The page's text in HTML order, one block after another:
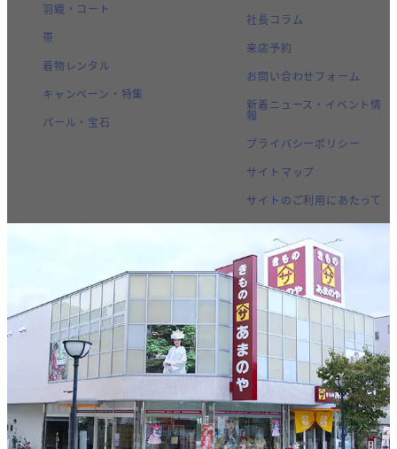
羽織・コート
帯
着物レンタル
キャンペーン・特集
パール・宝石
社長コラム
来店予約
お問い合わせフォーム
新着ニュース・イベント情
報
プライバシーポリシー
サイトマップ
サイトのご利用にあたって